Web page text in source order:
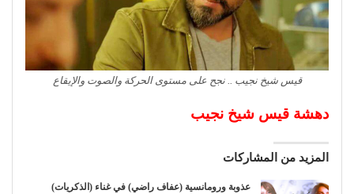
قيس شيخ نجيب .. نجح على مستوى الحركة والصوت والإيقاع
دهشة قيس شيخ نجيب
المزيد من المشاركات
عذوبة ورومانسية (عفاف راضي) في غناء (الذكريات)